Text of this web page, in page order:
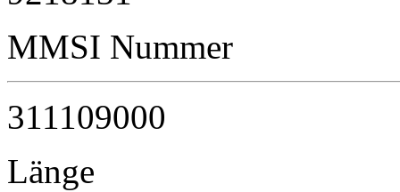
MMSI Nummer
311109000
Länge